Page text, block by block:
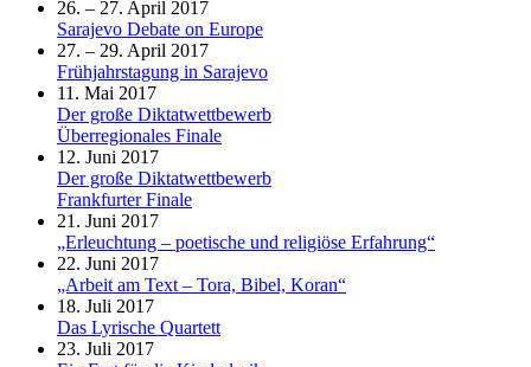
26. – 27. April 2017
Sarajevo Debate on Europe
27. – 29. April 2017
Frühjahrstagung in Sarajevo
11. Mai 2017
Der große Diktatwettbewerb
Überregionales Finale
12. Juni 2017
Der große Diktatwettbewerb
Frankfurter Finale
21. Juni 2017
„Erleuchtung – poetische und religiöse Erfahrung“
22. Juni 2017
„Arbeit am Text – Tora, Bibel, Koran“
18. Juli 2017
Das Lyrische Quartett
23. Juli 2017